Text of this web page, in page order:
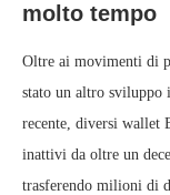
molto tempo
Oltre ai movimenti di
stato un altro sviluppo
recente, diversi wallet
inattivi da oltre un
trasferendo milioni di